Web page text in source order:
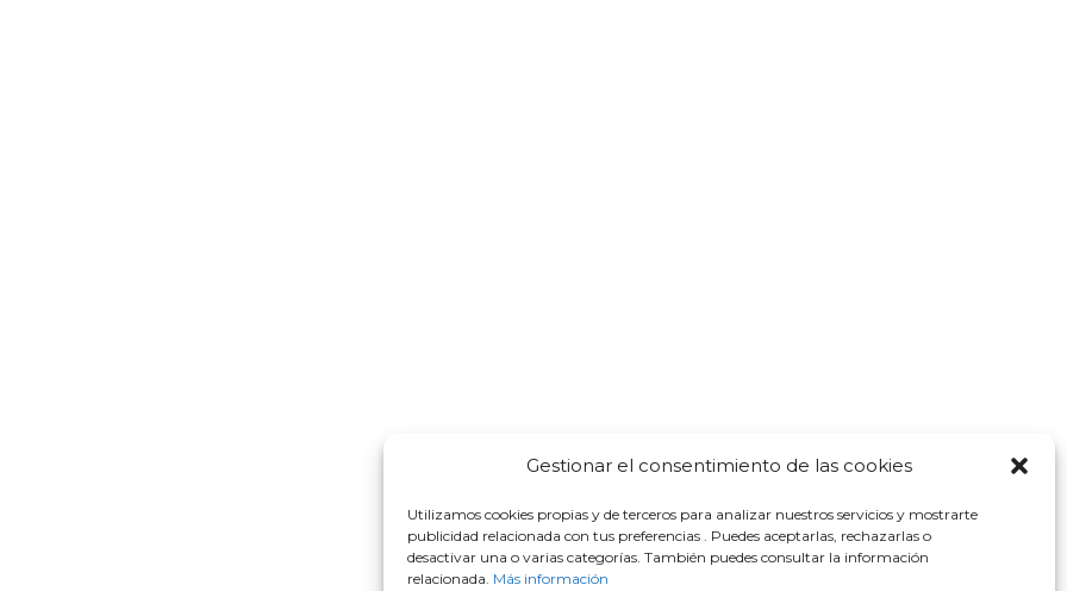
Gestionar el consentimiento de las cookies
Utilizamos cookies propias y de terceros para analizar nuestros servicios y mostrarte
publicidad relacionada con tus preferencias . Puedes aceptarlas, rechazarlas o
desactivar una o varias categorías. También puedes consultar la información
relacionada. Más información